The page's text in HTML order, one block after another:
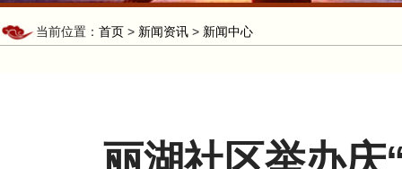
当前位置： 首页 > 新闻资讯 > 新闻中心